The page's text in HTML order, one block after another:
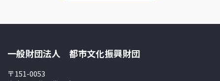
一般財団法人 都市文化振興財団
〒151-0053